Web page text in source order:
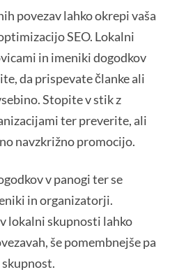
povezav lahko okrepi vaša
SEO. Lokalni
in imeniki dogodkov
da prispevate članke ali
Stopite v stik z
ter preverite, ali
navzkrižno promocijo.
v panogi ter se
in organizatorji.
lokalni skupnosti lahko
še pomembnejše pa